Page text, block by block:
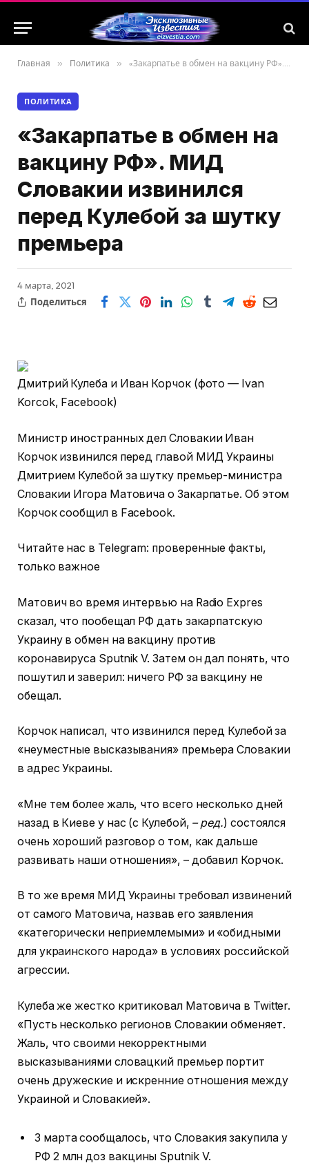
Главная » Политика » «Закарпатье в обмен на вакцину РФ». МИД Словакии извинился перед Кулебой за шутку премьера
ПОЛИТИКА
«Закарпатье в обмен на
вакцину РФ». МИД
Словакии извинился
перед Кулебой за шутку
премьера
4 марта, 2021
Поделиться
Дмитрий Кулеба и Иван Корчок (фото — Ivan
Korcok, Facebook)
Министр иностранных дел Словакии Иван
Корчок извинился перед главой МИД Украины
Дмитрием Кулебой за шутку премьер-министра
Словакии Игора Матовича о Закарпатье. Об этом
Корчок сообщил в Facebook.
Читайте нас в Telegram: проверенные факты,
только важное
Матович во время интервью на Radio Expres
сказал, что пообещал РФ дать закарпатскую
Украину в обмен на вакцину против
коронавируса Sputnik V. Затем он дал понять, что
пошутил и заверил: ничего РФ за вакцину не
обещал.
Корчок написал, что извинился перед Кулебой за
«неуместные высказывания» премьера Словакии
в адрес Украины.
«Мне тем более жаль, что всего несколько дней
назад в Киеве у нас (с Кулебой, – ред.) состоялся
очень хороший разговор о том, как дальше
развивать наши отношения», – добавил Корчок.
В то же время МИД Украины требовал извинений
от самого Матовича, назвав его заявления
«категорически неприемлемыми» и «обидными
для украинского народа» в условиях российской
агрессии.
Кулеба же жестко критиковал Матовича в Twitter.
«Пусть несколько регионов Словакии обменяет.
Жаль, что своими некорректными
высказываниями словацкий премьер портит
очень дружеские и искренние отношения между
Украиной и Словакией».
3 марта сообщалось, что Словакия закупила у
РФ 2 млн доз вакцины Sputnik V.